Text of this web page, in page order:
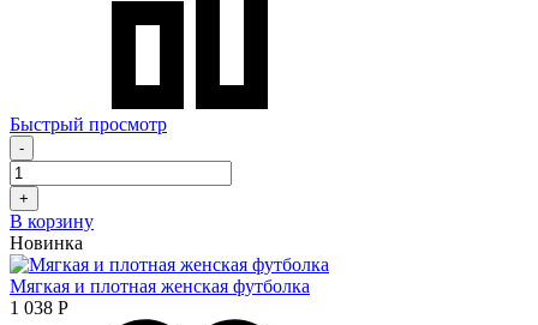
Быстрый просмотр
-
+
В корзину
Новинка
Мягкая и плотная женская футболка
1 038 Р